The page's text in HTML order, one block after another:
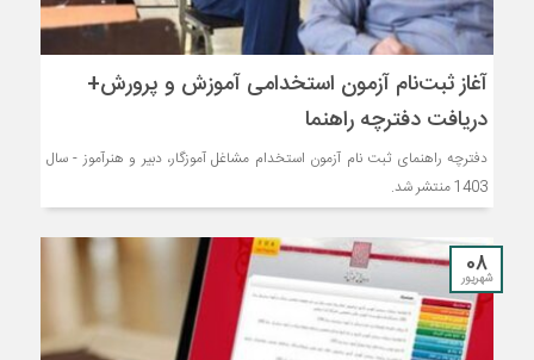
آغاز ثبت‌نام آزمون استخدامی آموزش و پرورش+
دریافت دفترچه راهنما
دفترچه راهنمای ثبت نام آزمون استخدام مشاغل آموزگار، دبیر و هنرآموز - سال
1403 منتشر شد.
08
شهریور